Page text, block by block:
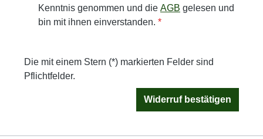
Kenntnis genommen und die AGB gelesen und
bin mit ihnen einverstanden. *
Die mit einem Stern (*) markierten Felder sind
Pflichtfelder.
Widerruf bestätigen